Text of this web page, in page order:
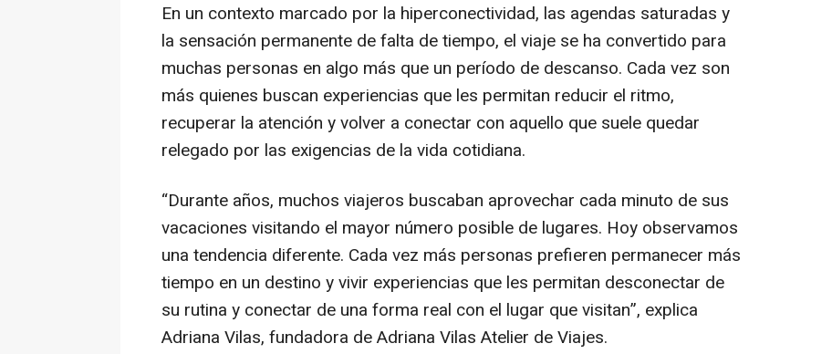
En un contexto marcado por la hiperconectividad, las agendas saturadas y
la sensación permanente de falta de tiempo, el viaje se ha convertido para
muchas personas en algo más que un período de descanso. Cada vez son
más quienes buscan experiencias que les permitan reducir el ritmo,
recuperar la atención y volver a conectar con aquello que suele quedar
relegado por las exigencias de la vida cotidiana.
“Durante años, muchos viajeros buscaban aprovechar cada minuto de sus
vacaciones visitando el mayor número posible de lugares. Hoy observamos
una tendencia diferente. Cada vez más personas prefieren permanecer más
tiempo en un destino y vivir experiencias que les permitan desconectar de
su rutina y conectar de una forma real con el lugar que visitan”, explica
Adriana Vilas, fundadora de Adriana Vilas Atelier de Viajes.